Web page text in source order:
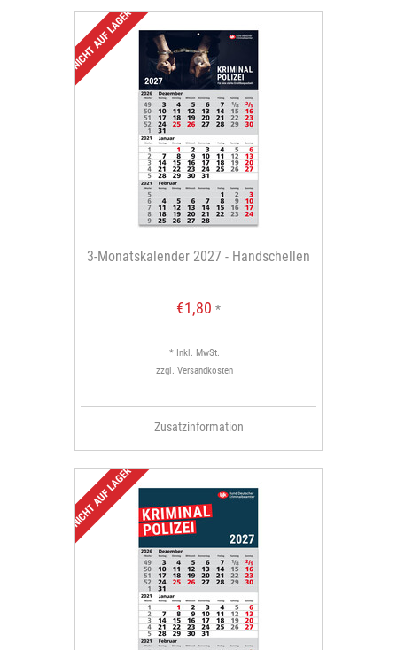
einsehbar sind.NICHT AUF LAGER
3-Monatskalender 2027 - Handschellen
€1,80 *
* Inkl. MwSt.
zzgl. Versandkosten
Zusatzinformation
NICHT AUF LAGER